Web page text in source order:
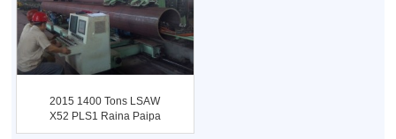
2015 1400 Tons LSAW
X52 PLS1 Raina Paipa
Kaupapa ...